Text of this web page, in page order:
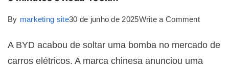
By marketing site30 de junho de 2025Write a Comment
A BYD acabou de soltar uma bomba no mercado de
carros elétricos. A marca chinesa anunciou uma